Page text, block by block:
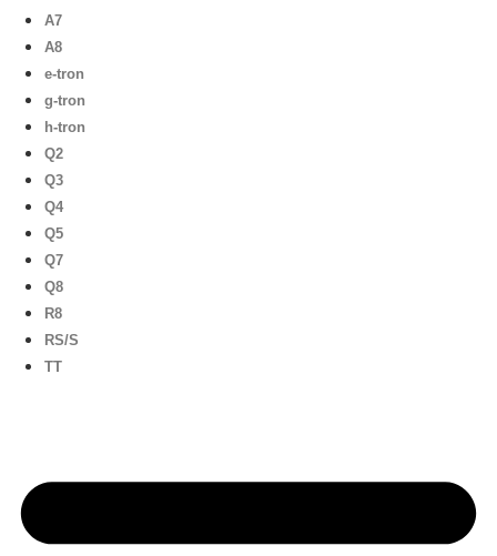
A7
A8
e-tron
g-tron
h-tron
Q2
Q3
Q4
Q5
Q7
Q8
R8
RS/S
TT